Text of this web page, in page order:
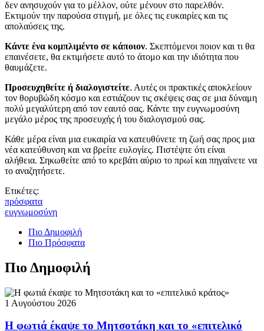
δεν ανησυχούν για το μέλλον, ούτε μένουν στο παρελθόν.
Εκτιμούν την παρούσα στιγμή, με όλες τις ευκαιρίες και τις
απολαύσεις της.
Κάντε ένα κομπλιμέντο σε κάποιον. Σκεπτόμενοι ποιον και τι θα
επαινέσετε, θα εκτιμήσετε αυτό το άτομο και την ιδιότητα που
θαυμάζετε.
Προσευχηθείτε ή διαλογιστείτε. Αυτές οι πρακτικές αποκλείουν
τον θορυβώδη κόσμο και εστιάζουν τις σκέψεις σας σε μια δύναμη
πολύ μεγαλύτερη από τον εαυτό σας. Κάντε την ευγνωμοσύνη
μεγάλο μέρος της προσευχής ή του διαλογισμού σας.
Κάθε μέρα είναι μια ευκαιρία να κατευθύνετε τη ζωή σας προς μια
νέα κατεύθυνση και να βρείτε ευλογίες. Πιστέψτε ότι είναι
αλήθεια. Σηκωθείτε από το κρεβάτι αύριο το πρωί και πηγαίνετε να
το αναζητήσετε.
Ετικέτες:
πρόσφατα
ευγνωμοσύνη
Πιο Δημοφιλή
Πιο Πρόσφατα
Πιο Δημοφιλή
1 Αυγούστου 2026
Η φωτιά έκαψε το Μητσοτάκη και το «επιτελικό